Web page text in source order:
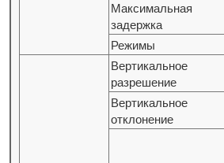
Максимальная
задержка
Режимы
Вертикальное
разрешение
Вертикальное
отклонение